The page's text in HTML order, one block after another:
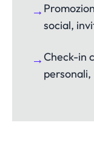
→
social,
→Check-in